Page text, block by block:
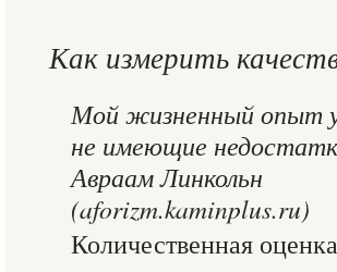
Как измерить
Мой жизненный опыт
не имеющие
Авраам Линкольн
(aforizm.kaminplus.ru)
Количественная